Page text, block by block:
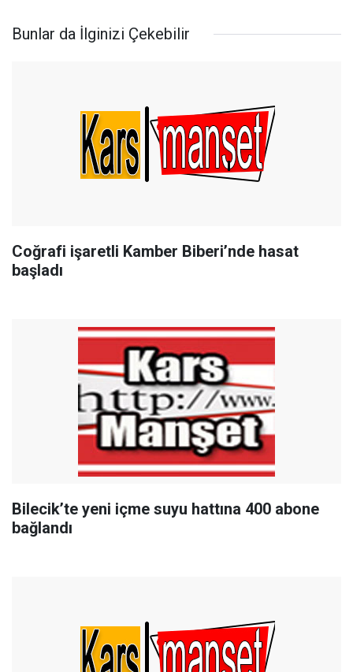
Bunlar da İlginizi Çekebilir
Coğrafi işaretli Kamber Biberi’nde hasat
başladı
Bilecik’te yeni içme suyu hattına 400 abone
bağlandı